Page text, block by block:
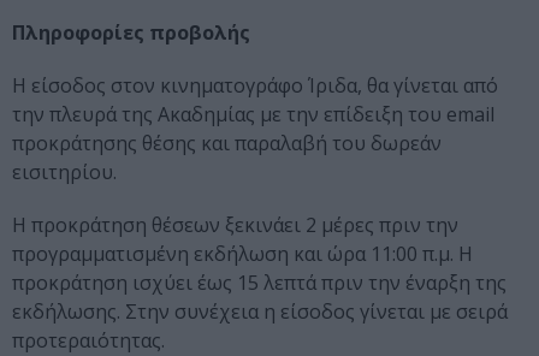
Πληροφορίες προβολής
Η είσοδος στον κινηματογράφο Ίριδα, θα γίνεται από
την πλευρά της Ακαδημίας με την επίδειξη του email
προκράτησης θέσης και παραλαβή του δωρεάν
εισιτηρίου.
Η προκράτηση θέσεων ξεκινάει 2 μέρες πριν την
προγραμματισμένη εκδήλωση και ώρα 11:00 π.μ. Η
προκράτηση ισχύει έως 15 λεπτά πριν την έναρξη της
εκδήλωσης. Στην συνέχεια η είσοδος γίνεται με σειρά
προτεραιότητας.